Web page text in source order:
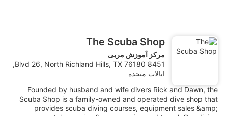
The Scuba Shop
مرکز آموزش مربی
8451 Blvd 26, North Richland Hills, TX 76180,
ایالات متحده
Founded by husband and wife divers Rick and Dawn, the
Scuba Shop is a family-owned and operated dive shop that
provides scuba diving courses, equipment sales &amp;